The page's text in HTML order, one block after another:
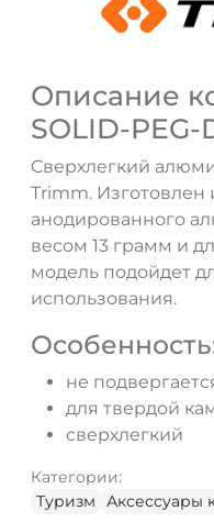
Описание
SOLID-PEG-
Сверхлегкий
Trimm. Изготовлен
анодированного
весом 13 грамм и
модель подойдет
использования.
не
для твердой
сверхлегкий
Категории:
Туризм
Аксессуары